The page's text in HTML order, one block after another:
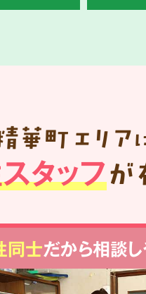
華町 エリア
タッフが
同士だから相談